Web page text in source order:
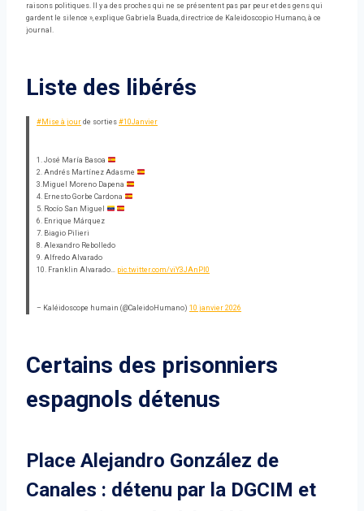
raisons politiques. Il y a des proches qui ne se présentent pas par peur et des gens qui
gardent le silence », explique Gabriela Buada, directrice de Kaleidoscopio Humano, à ce
journal.
Liste des libérés
#Mise à jour de sorties #10Janvier
1. José María Basoa
2. Andrés Martínez Adasme
3.Miguel Moreno Dapena
4. Ernesto Gorbe Cardona
5. Rocío San Miguel
6. Enrique Márquez
7. Biagio Pilieri
8. Alexandro Rebolledo
9. Alfredo Alvarado
10. Franklin Alvarado… pic.twitter.com/viY3JAnPI0
– Kaléidoscope humain (@CaleidoHumano) 10 janvier 2026
Certains des prisonniers
espagnols détenus
Place Alejandro González de
Canales : détenu par la DGCIM et